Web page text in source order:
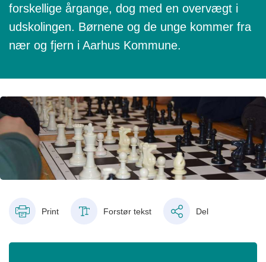
forskellige årgange, dog med en overvægt i
udskolingen. Børnene og de unge kommer fra
nær og fjern i Aarhus Kommune.
Print Forstør tekst Del